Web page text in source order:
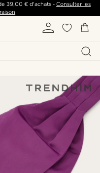
39,00 €d'achats -Consulter les